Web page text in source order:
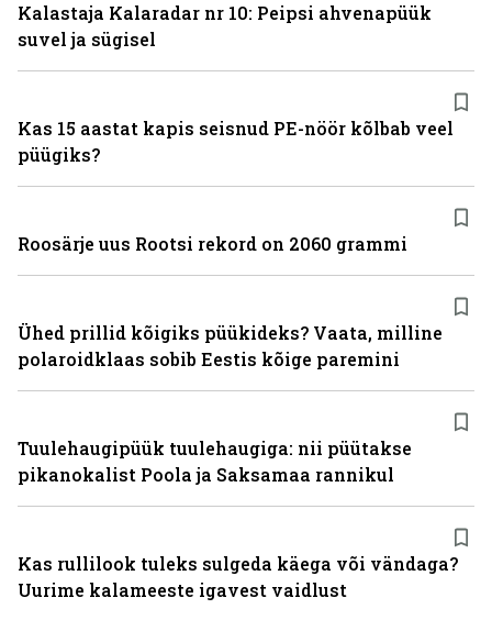
Kalastaja Kalaradar nr 10: Peipsi ahvenapüük
suvel ja sügisel
Kas 15 aastat kapis seisnud PE-nöör kõlbab veel
püügiks?
Roosärje uus Rootsi rekord on 2060 grammi
Ühed prillid kõigiks püükideks? Vaata, milline
polaroidklaas sobib Eestis kõige paremini
Tuulehaugipüük tuulehaugiga: nii püütakse
pikanokalist Poola ja Saksamaa rannikul
Kas rullilook tuleks sulgeda käega või vändaga?
Uurime kalameeste igavest vaidlust